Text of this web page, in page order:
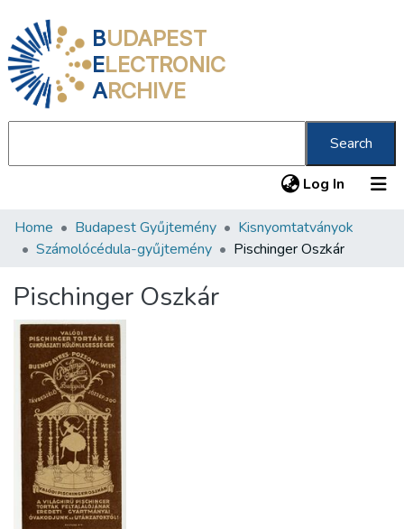
BUDAPEST
ELECTRONIC
ARCHIVE
Search
Log In (current)
Communities & Collections
Statistics
About us
Home Budapest Gyűjtemény
Kisnyomtatványok
Számolócédula-gyűjtemény
Pischinger Oszkár
Pischinger Oszkár